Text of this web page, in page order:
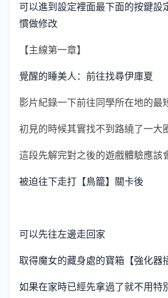
可以進到設定裡面最下面的按鍵設
慣做修改
【主線第一章】
覺醒的睡美人：前往找尋伊庫夏
影片紀錄一下前往同學所在地的最
初見的時候其實找不到路繞了一大
這段先解完對之後的遊戲體驗應該
被迫往下走打【鳥籠】關卡後
可以先往左邊走回家
取得魔女的藏身處的寶箱【強化器
如果在家時已經先拿過了就不用特